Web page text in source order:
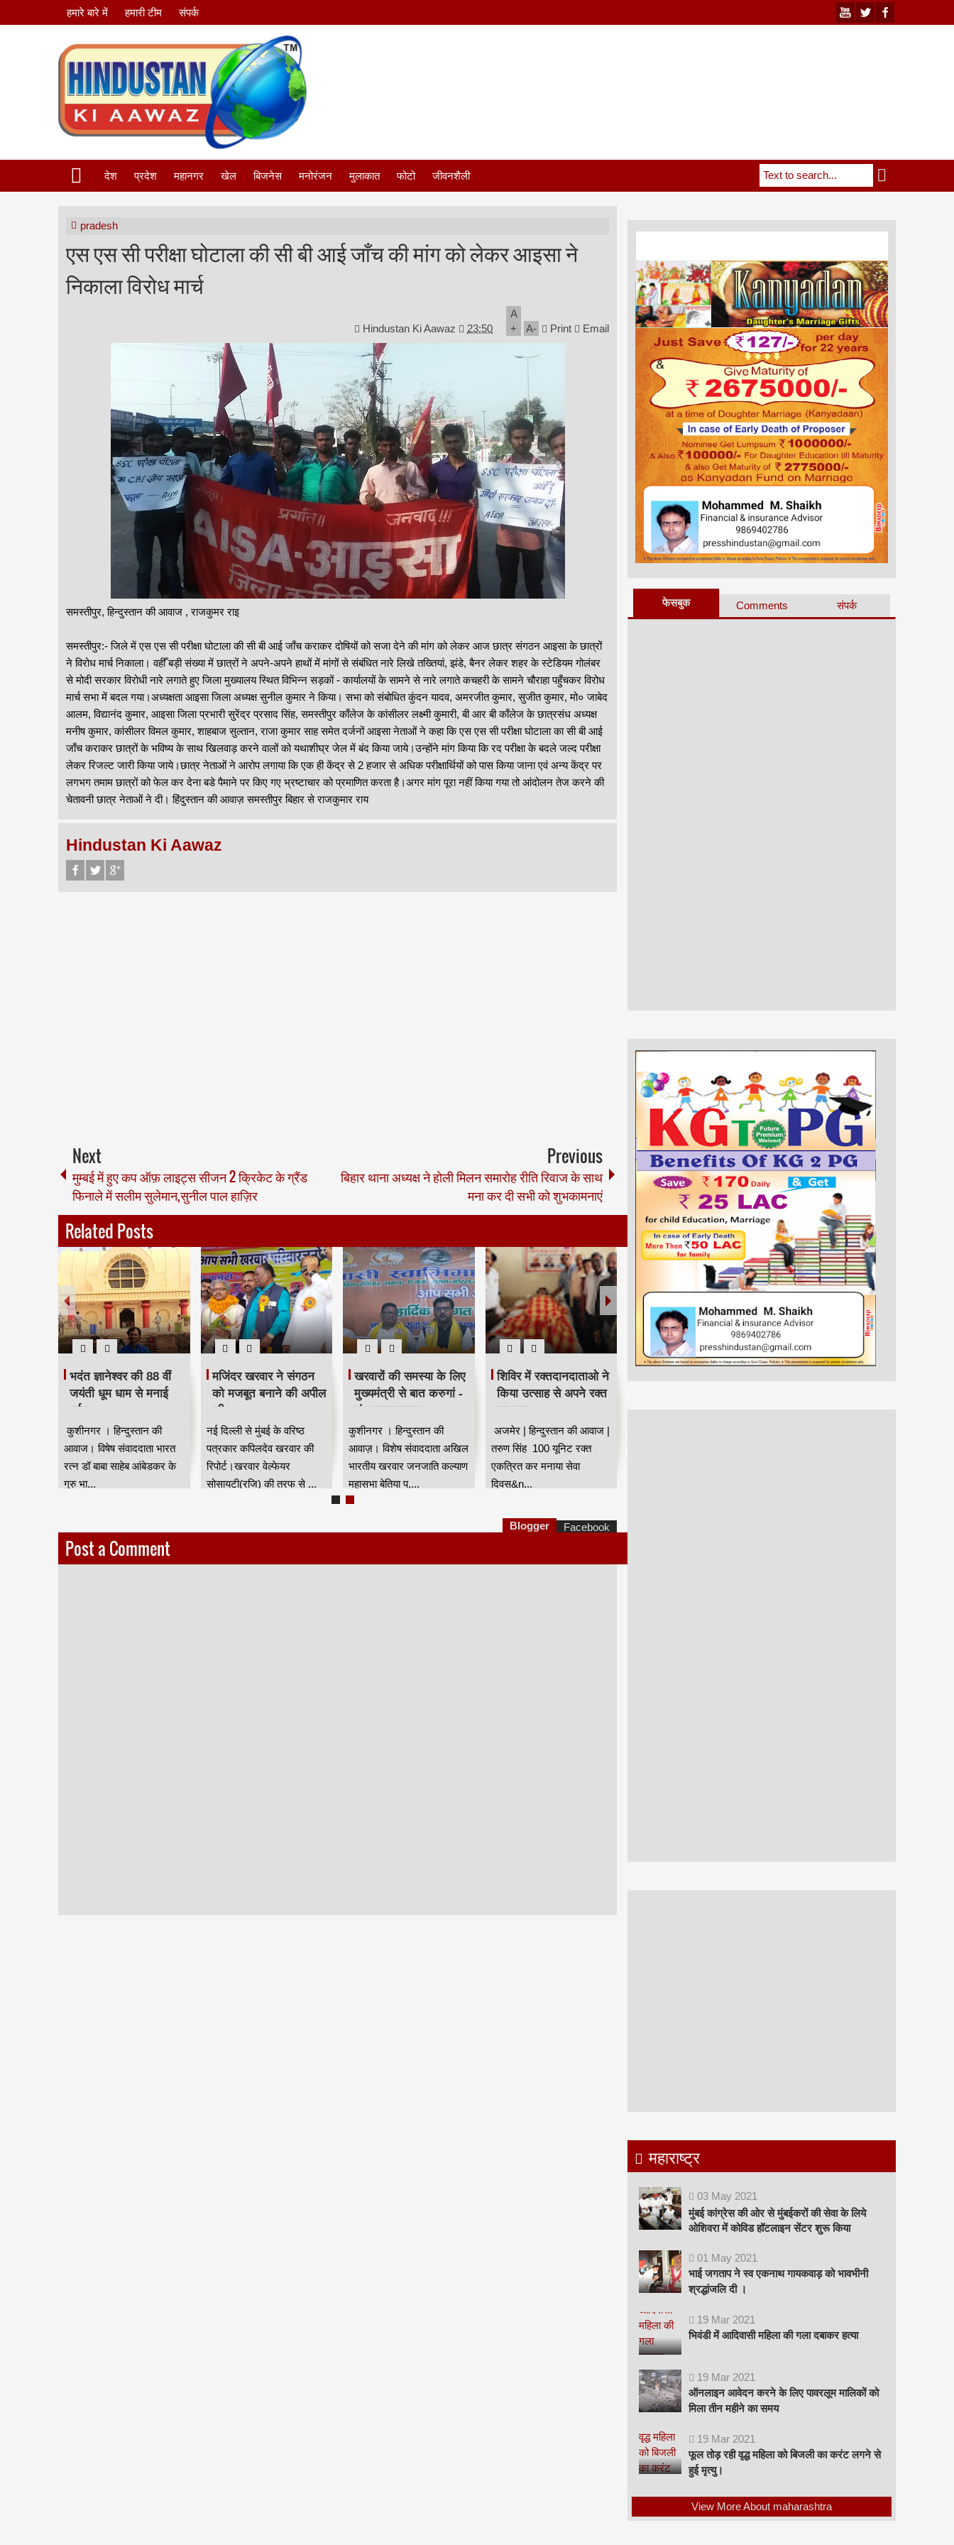
हमारे बारे में हमारी टीम संपर्क
देश प्रदेश महानगर खेल बिजनेस मनोरंजन मुलाकात फोटो जीवनशैली
pradesh
एस एस सी परीक्षा घोटाला की सी बी आई जाँच की मांग को लेकर आइसा ने
निकाला विरोध मार्च
Hindustan Ki Aawaz 23:50
A
+
A- Print Email
समस्तीपुर, हिन्दुस्तान की आवाज , राजकुमर राइ
समस्तीपुर:- जिले में एस एस सी परीक्षा घोटाला की सी बी आई जाँच कराकर दोषियों को सजा देने की मांग को लेकर आज छात्र संगठन आइसा के छात्रों
ने विरोध मार्च निकाला। वहीँ बड़ी संख्या में छात्रों ने अपने-अपने हाथों में मांगों से संबंधित नारे लिखे तख्तियां, झंडे, बैनर लेकर शहर के स्टेडियम गोलंबर
से मोदी सरकार विरोधी नारे लगाते हुए जिला मुख्यालय स्थित विभिन्न सड़कों - कार्यालयों के सामने से नारे लगाते कचहरी के सामने चौराहा पहुँचकर विरोध
मार्च सभा में बदल गया।अध्यक्षता आइसा जिला अध्यक्ष सुनील कुमार ने किया। सभा को संबोधित कुंदन यादव, अमरजीत कुमार, सुजीत कुमार, मो० जाबेद
आलम, विद्यानंद कुमार, आइसा जिला प्रभारी सुरेंद्र प्रसाद सिंह, समस्तीपुर काँलेज के कांसीलर लक्ष्मी कुमारी, बी आर बी काँलेज के छात्रसंध अध्यक्ष
मनीष कुमार, कांसीलर विमल कुमार, शाहबाज सुल्तान, राजा कुमार साह समेत दर्जनों आइसा नेताओं ने कहा कि एस एस सी परीक्षा घोटाला का सी बी आई
जाँच कराकर छात्रों के भविष्य के साथ खिलवाड़ करने वालों को यथाशीघ्र जेल में बंद किया जाये।उन्होंने मांग किया कि रद परीक्षा के बदले जल्द परीक्षा
लेकर रिजल्ट जारी किया जाये।छात्र नेताओं ने आरोप लगाया कि एक ही केंद्र से 2 हजार से अधिक परीक्षार्थियों को पास किया जाना एवं अन्य केंद्र पर
लगभग तमाम छात्रों को फेल कर देना बडे पैमाने पर किए गए भ्रष्टाचार को प्रमाणित करता है।अगर मांग पूरा नहीं किया गया तो आंदोलन तेज करने की
चेतावनी छात्र नेताओं ने दी। हिंदुस्तान की आवाज़ समस्तीपुर बिहार से राजकुमार राय
Hindustan Ki Aawaz
Next
मुम्बई में हुए कप ऑफ़ लाइट्स सीजन 2 क्रिकेट के ग्रैंड
फिनाले में सलीम सुलेमान,सुनील पाल हाज़िर
Previous
बिहार थाना अध्यक्ष ने होली मिलन समारोह रीति रिवाज के साथ
मना कर दी सभी को शुभकामनाएं
Related Posts
भदंत ज्ञानेश्वर की 88 वीं
जयंती धूम धाम से मनाई
गई।
कुशीनगर । हिन्दुस्तान की
आवाज। विषेष संवाददाता भारत
रत्न डॉ बाबा साहेब आंबेडकर के
गुरु भा...
मजिंदर खरवार ने संगठन
को मजबूत बनाने की अपील
की।
नई दिल्ली से मुंबई के वरिष्ठ
पत्रकार कपिलदेव खरवार की
रिपोर्ट।खरवार वेल्फेयर
सोसायटी(रजि) की तरफ से ...
खरवारों की समस्या के लिए
मुख्यमंत्री से बात करुगां -
शंभू कुमार सुमन
कुशीनगर । हिन्दुस्तान की
आवाज़। विशेष संवाददाता अखिल
भारतीय खरवार जनजाति कल्याण
महासभा बेतिया प,...
शिविर में रक्तदानदाताओ ने
किया उत्साह से अपने रक्त
का दान
अजमेर | हिन्दुस्तान की आवाज |
तरुण सिंह 100 यूनिट रक्त
एकत्रित कर मनाया सेवा
दिवस&n...
Post a Comment
Blogger Facebook
फेसबुक Comments संपर्क
महाराष्ट्र
03 May 2021
मुंबई कांग्रेस की ओर से मुंबईकरों की सेवा के लिये
ओशिवरा में कोविड हॉटलाइन सेंटर शुरू किया
01 May 2021
भाई जगताप ने स्व एकनाथ गायकवाड़ को भावभीनी
श्रद्धांजलि दी ।
19 Mar 2021
भिवंडी में आदिवासी महिला की गला दबाकर हत्या
19 Mar 2021
ऑनलाइन आवेदन करने के लिए पावरलूम मालिकों को
मिला तीन महीने का समय
19 Mar 2021
फूल तोड़ रही वृद्ध महिला को बिजली का करंट लगने से
हुई मृत्यु।
View More About maharashtra